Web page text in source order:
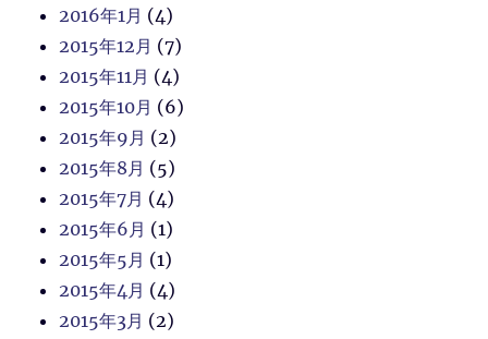
2016年1月 (4)
2015年12月 (7)
2015年11月 (4)
2015年10月 (6)
2015年9月 (2)
2015年8月 (5)
2015年7月 (4)
2015年6月 (1)
2015年5月 (1)
2015年4月 (4)
2015年3月 (2)